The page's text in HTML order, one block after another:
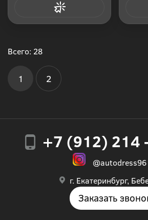
Всего: 28
1 2
+7 (912) 214
г. Екатеринбург,
Заказать